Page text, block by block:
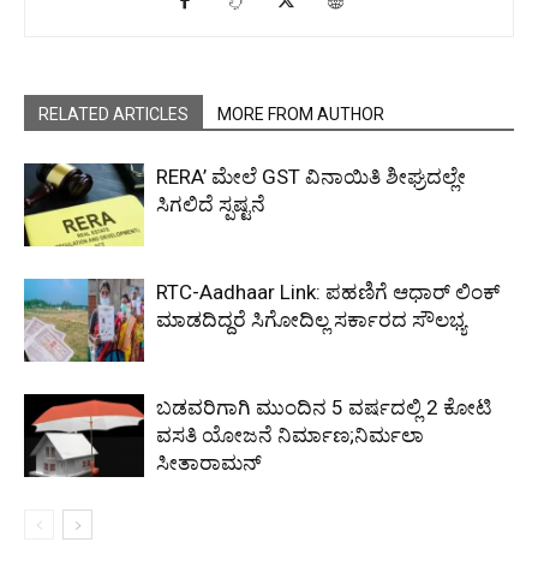
RELATED ARTICLES MORE FROM AUTHOR
RERA’ ಮೇಲೆ GST ವಿನಾಯಿತಿ ಶೀಘ್ರದಲ್ಲೇ
ಸಿಗಲಿದೆ ಸ್ಪಷ್ಟನೆ
RTC-Aadhaar Link: ಪಹಣಿಗೆ ಆಧಾರ್ ಲಿಂಕ್
ಮಾಡದಿದ್ದರೆ ಸಿಗೋದಿಲ್ಲ ಸರ್ಕಾರದ ಸೌಲಭ್ಯ
ಬಡವರಿಗಾಗಿ ಮುಂದಿನ 5 ವರ್ಷದಲ್ಲಿ 2 ಕೋಟಿ
ವಸತಿ ಯೋಜನೆ ನಿರ್ಮಾಣ;ನಿರ್ಮಲಾ
ಸೀತಾರಾಮನ್